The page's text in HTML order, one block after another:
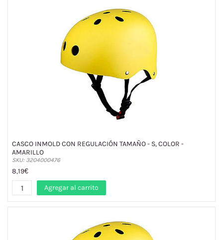
CASCO INMOLD CON REGULACIÓN TAMAÑO - S, COLOR -
AMARILLO
SKU: 3204000476
8,19€
Agregar al carrito